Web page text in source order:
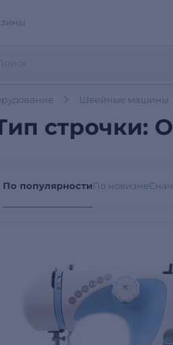
Швейные машины
строчки:
По популярностиПо новизне